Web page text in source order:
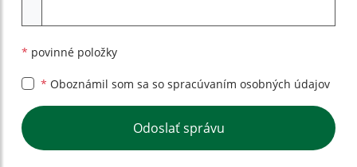
* povinné položky
* Oboznámil som sa so spracúvaním osobných údajov
Google reCaptcha Response
Odoslať správu